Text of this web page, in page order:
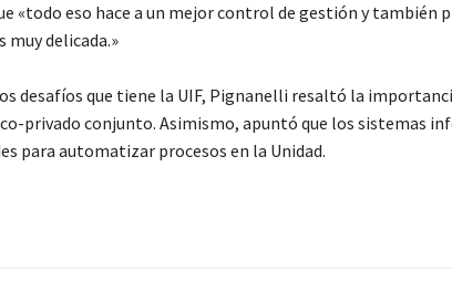
«todo eso hace a un mejor control de gestión y también
muy delicada.»
desafíos que tiene la UIF, Pignanelli resaltó la
privado conjunto. Asimismo, apuntó que los sistemas
para automatizar procesos en la Unidad.